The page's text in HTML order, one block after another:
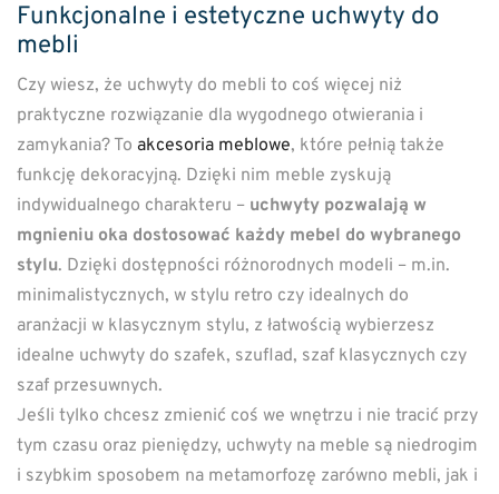
Funkcjonalne i estetyczne uchwyty do
mebli
Czy wiesz, że uchwyty do mebli to coś więcej niż
praktyczne rozwiązanie dla wygodnego otwierania i
zamykania? To akcesoria meblowe, które pełnią także
funkcję dekoracyjną. Dzięki nim meble zyskują
indywidualnego charakteru – uchwyty pozwalają w
mgnieniu oka dostosować każdy mebel do wybranego
stylu. Dzięki dostępności różnorodnych modeli – m.in.
minimalistycznych, w stylu retro czy idealnych do
aranżacji w klasycznym stylu, z łatwością wybierzesz
idealne uchwyty do szafek, szuflad, szaf klasycznych czy
szaf przesuwnych.
Jeśli tylko chcesz zmienić coś we wnętrzu i nie tracić przy
tym czasu oraz pieniędzy, uchwyty na meble są niedrogim
i szybkim sposobem na metamorfozę zarówno mebli, jak i